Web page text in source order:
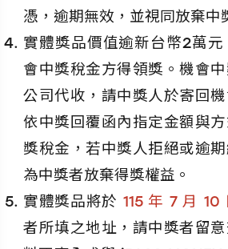
憑，逾期無效，並視同放棄中
實體獎品價值逾新台幣2萬
會中獎稅金方得領獎。機會
公司代收，請中獎人於寄回機
依中獎回覆函內指定金額與
獎稅金，若中獎人拒絕或逾
為中獎者放棄得獎權益。
實體獎品將於 115 年 7 月 10
者所填之地址，請中獎者留